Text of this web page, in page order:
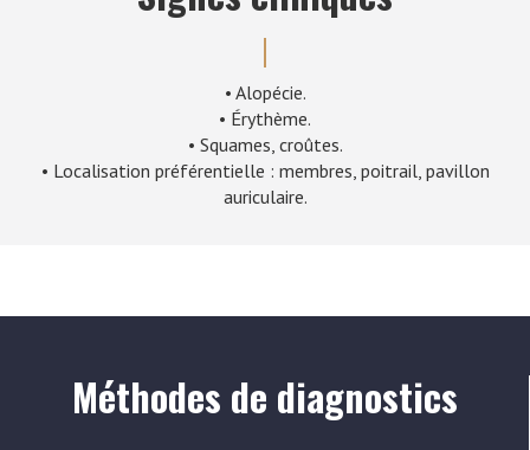
• Alopécie.
• Érythème.
• Squames, croûtes.
• Localisation préférentielle : membres, poitrail, pavillon
auriculaire.
Méthodes de diagnostics